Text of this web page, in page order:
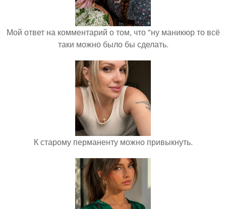
Мой ответ на комментарий о том, что "ну маникюр то всё
таки можно было бы сделать.
К старому перманенту можно привыкнуть.